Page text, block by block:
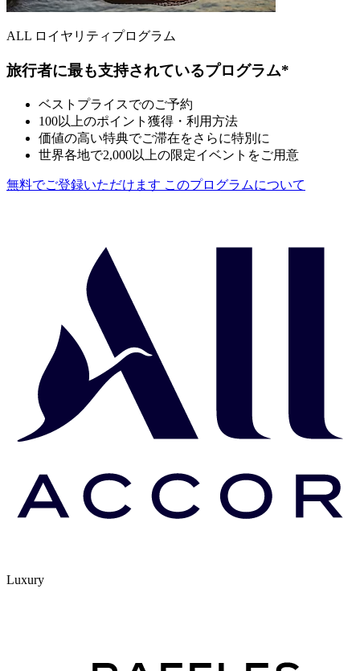
ALL ロイヤリティプログラム
旅行者に最も支持されているプログラム*
ベストプライスでのご予約
100以上のポイント獲得・利用方法
価値の高い特典でご滞在をさらに特別に
世界各地で2,000以上の限定イベントをご用意
無料でご登録いただけます このプログラムについて
Luxury